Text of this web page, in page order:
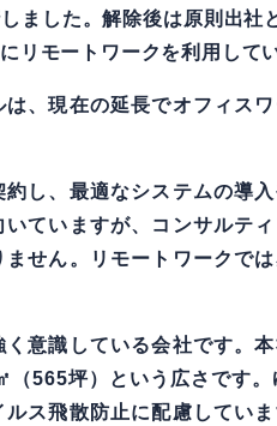
ました。解除後は原則出
リモートワークを利用して
、現在の延長でオフィス
し、最適なシステムの導
ていますが、コンサルテ
せん。リモートワークで
意識している会社です。
565坪）という広さです
ス飛散防止に配慮してい